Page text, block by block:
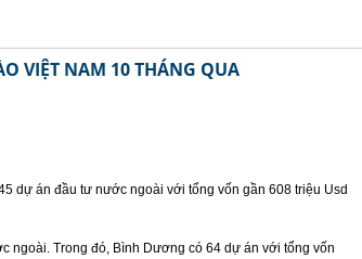
VIỆT NAM 10 THÁNG QUA
dự án đầu tư nước ngoài với tổng vốn gần 608 triệu Usd
ngoài. Trong đó, Bình Dương có 64 dự án với tổng vốn